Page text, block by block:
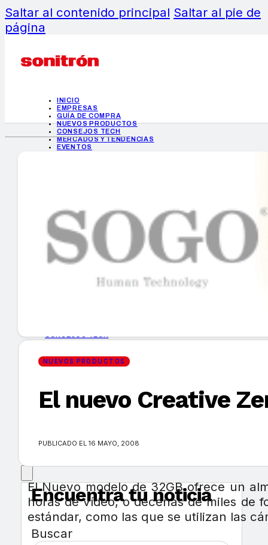
Saltar al contenido principal Saltar al pie de
página
INICIO
EMPRESAS
GUÍA DE COMPRA
NUEVOS PRODUCTOS
CONSEJOS TECH
MERCADOS Y TENDENCIAS
EVENTOS
INICIO
EMPRESAS
GUÍA DE COMPRA
MERCADOS Y TENDENCIAS
EVENTOS
Encuentra tu noticia
Buscar
NUEVOS PRODUCTOS
El nuevo Creative
PUBLICADO EL 16 MAYO, 2008
El Nuevo modelo de 32GB ofrece un
horas de vídeo, o decenas de miles de
estándar, como las que se utilizan las